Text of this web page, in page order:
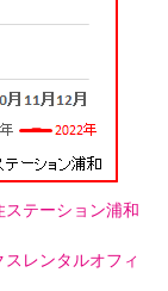
ステーション浦和
スレンタルオフィ